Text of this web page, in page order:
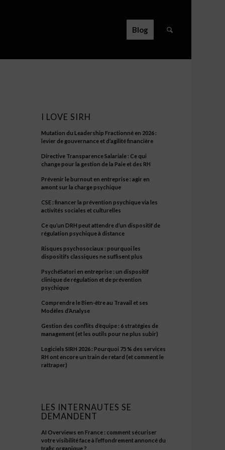
Blog
I LOVE SIRH
Mutation du Leadership Fractionné en 2026 :
levier de gouvernance et d’agilité financière
Directive Transparence Salariale : Ce qui
change pour la gestion de la Paie et des RH
Prévenir le burnout en entreprise : agir en
amont sur la charge psychique
CSE : financer la prévention psychique via les
activités sociales et culturelles
Ce qu’un DRH peut attendre d’un dispositif de
régulation psychique à distance
Risques psychosociaux : pourquoi les
dispositifs classiques ne suffisent plus
PsychéSatori en entreprise : un dispositif
clinique de régulation et de prévention
psychique
Comprendre le Bien-être au Travail et ses
Modèles d’Analyse
Gestion des conflits d’équipe : 6 stratégies de
management (et les outils pour ne plus subir)
Logiciels SIRH 2026 : Pourquoi 75 % des services
RH ont encore un train de retard (et comment le
rattraper)
LES INTERNAUTES SE
DEMANDENT
AI Overviews en France : comment sécuriser
votre visibilité face à l’effondrement annoncé du
trafic organique ?